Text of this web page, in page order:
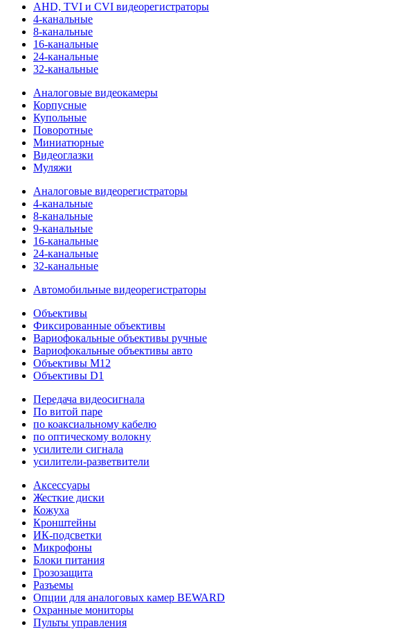
AHD, TVI и CVI видеорегистраторы
4-канальные
8-канальные
16-канальные
24-канальные
32-канальные
Аналоговые видеокамеры
Корпусные
Купольные
Поворотные
Миниатюрные
Видеоглазки
Муляжи
Аналоговые видеорегистраторы
4-канальные
8-канальные
9-канальные
16-канальные
24-канальные
32-канальные
Автомобильные видеорегистраторы
Объективы
Фиксированные объективы
Вариофокальные объективы ручные
Вариофокальные объективы авто
Объективы M12
Объективы D1
Передача видеосигнала
По витой паре
по коаксиальному кабелю
по оптическому волокну
усилители сигнала
усилители-разветвители
Аксессуары
Жесткие диски
Кожуха
Кронштейны
ИК-подсветки
Микрофоны
Блоки питания
Грозозащита
Разъемы
Опции для аналоговых камер BEWARD
Охранные мониторы
Пульты управления